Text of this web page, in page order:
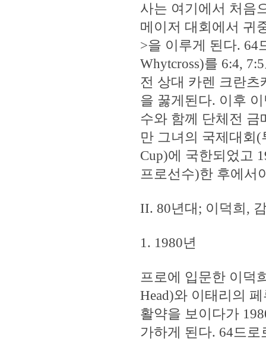
사는 여기에서 처음
메이저 대회에서 귀
>을 이루게 된다. 64
Whytcross)를 6:4,
전 상대 카렌 크란츠
을 꿇게된다. 이후
수와 함께 단체전
만 그녀의 국제대회
Cup)에 국한되었고
프로선수)한 후에서
II. 80년대; 이덕희,
1. 1980년
프로에 입문한 이덕
Head)와 이태리의
활약을 보이다가
가하게 된다. 64드